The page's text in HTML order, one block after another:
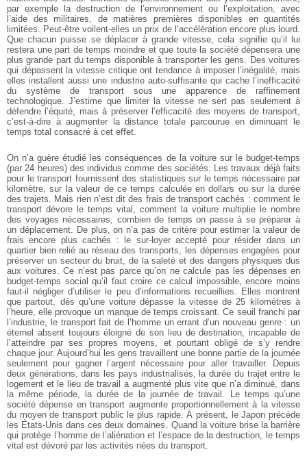
par exemple la destruction de l’environnement ou l’exploitation, avec
l’aide des militaires, de matières premières disponibles en quantités
limitées. Peut-être voilent-elles un prix de l’accélération encore plus lourd.
Que chacun puisse se déplacer à grande vitesse, cela signifie qu’il lui
restera une part de temps moindre et que toute la société dépensera une
plus grande part du temps disponible à transporter les gens. Des voitures
qui dépassent la vitesse critique ont tendance à imposer l’inégalité, mais
elles installent aussi une industrie auto-suffisante qui cache l’inefficacité
du système de transport sous une apparence de raffinement
technologique. J’estime que limiter la vitesse ne sert pas seulement à
défendre l’équité, mais à préserver l’efficacité des moyens de transport,
c’est-à-dire à augmenter la distance totale parcourue en diminuant le
temps total consacré à cet effet.
On n’a guère étudié les conséquences de la voiture sur le budget-temps
(par 24 heures) des individus comme des sociétés. Les travaux déjà faits
pour le transport fournissent des statistiques sur le temps nécessaire par
kilomètre, sur la valeur de ce temps calculée en dollars ou sur la durée
des trajets. Mais rien n’est dit des frais de transport cachés : comment le
transport dévore le temps vital, comment la voiture multiplie le nombre
des voyages nécessaires, combien de temps on passe à se préparer à
un déplacement. De plus, on n’a pas de critère pour estimer la valeur de
frais encore plus cachés : le sur-loyer accepté pour résider dans un
quartier bien relié au réseau des transports, les dépenses engagées pour
préserver un secteur du bruit, de la saleté et des dangers physiques dus
aux voitures. Ce n’est pas parce qu’on ne calcule pas les dépenses en
budget-temps social qu’il faut croire ce calcul impossible, encore moins
faut-il négliger d’utiliser le peu d’informations recueillies. Elles montrent
que partout, dès qu’une voiture dépasse la vitesse de 25 kilomètres à
l’heure, elle provoque un manque de temps croissant. Ce seuil franchi par
l’industrie, le transport fait de l’homme un errant d’un nouveau genre : un
éternel absent toujours éloigné de son lieu de destination, incapable de
l’atteindre par ses propres moyens, et pourtant obligé de s’y rendre
chaque jour. Aujourd’hui les gens travaillent une bonne partie de la journée
seulement pour gagner l’argent nécessaire pour aller travailler. Depuis
deux générations, dans les pays industrialisés, la durée du trajet entre le
logement et le lieu de travail a augmenté plus vite que n’a diminué, dans
la même période, la durée de la journée de travail. Le temps qu’une
société dépense en transport augmente proportionnellement à la vitesse
du moyen de transport public le plus rapide. À présent, le Japon précède
les États-Unis dans ces deux domaines. Quand la voiture brise la barrière
qui protège l’homme de l’aliénation et l’espace de la destruction, le temps
vital est dévoré par les activités nées du transport.